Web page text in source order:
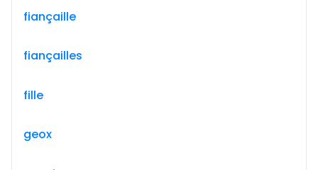
fiançaille
fiançailles
fille
geox